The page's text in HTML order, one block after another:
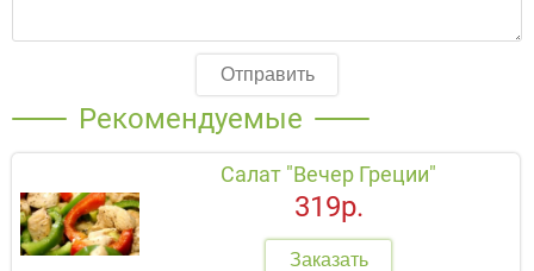
Отправить
Рекомендуемые
Салат "Вечер Греции"
319р.
Заказать